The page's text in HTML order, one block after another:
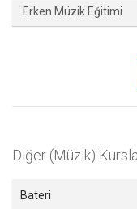
Diğer (Müzik)
Bateri